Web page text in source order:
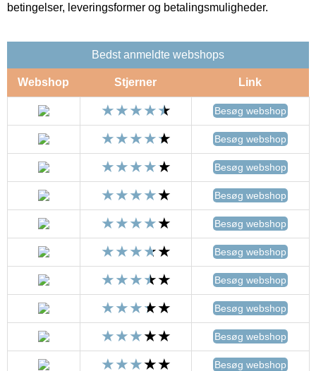
betingelser, leveringsformer og betalingsmuligheder.
Bedst anmeldte webshops
Webshop Stjerner Link
Besøg webshop
Besøg webshop
Besøg webshop
Besøg webshop
Besøg webshop
Besøg webshop
Besøg webshop
Besøg webshop
Besøg webshop
Besøg webshop